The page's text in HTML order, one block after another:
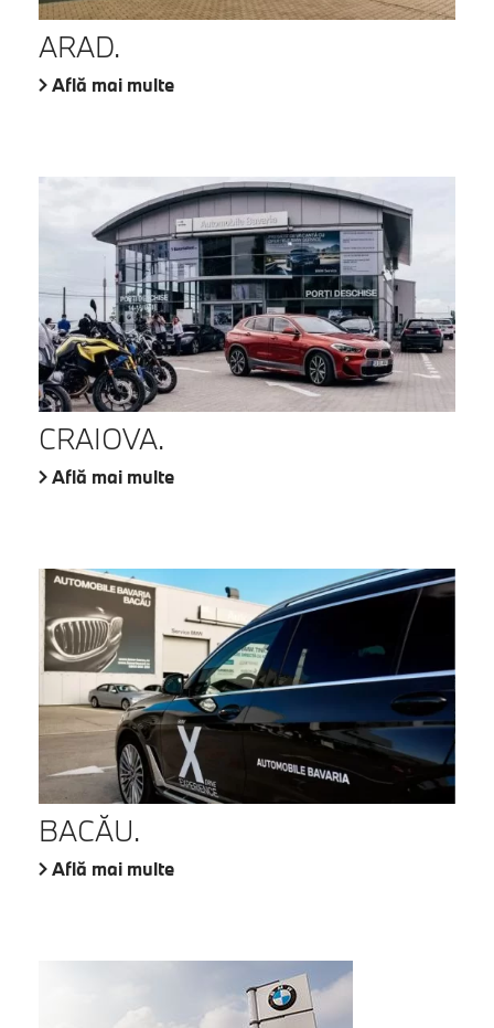
ARAD.
Află mai multe
CRAIOVA.
Află mai multe
BACĂU.
Află mai multe